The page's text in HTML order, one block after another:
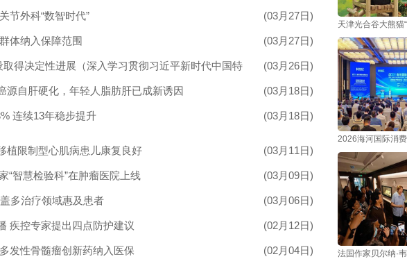
节外科“数智时代” (03月27日)
体纳入保障范围 (03月27日)
取得决定性进展（深入学习贯彻习近平新时代中国特 (03月26日)
源自肝硬化，年轻人脂肪肝已成新诱因 (03月18日)
连续13年稳步提升 (03月18日)
植限制型心肌病患儿康复良好 (03月11日)
“智慧检验科”在肿瘤医院上线 (03月09日)
多治疗领域惠及患者 (03月06日)
疾控专家提出四点防护建议 (02月12日)
发性骨髓瘤创新药纳入医保 (02月04日)
天津光合谷大熊猫
2026海河国际消
法国作家贝尔纳·